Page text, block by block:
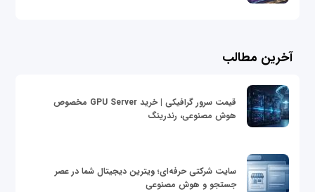
آخرین مطالب
قیمت سرور گرافیکی | خرید GPU Server مخصوص
هوش مصنوعی، رندرینگ
سایت شرکتی حرفه‌ای؛ ویترین دیجیتال شما در عصر
جستجو و هوش مصنوعی